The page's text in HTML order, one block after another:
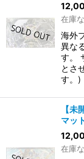
在庫
海外
異な
す。
とさ
す。)
【
マッ
在庫